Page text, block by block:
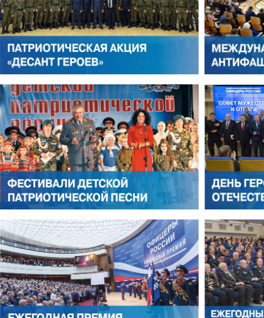
АНТОН ЦВЕТКОВ
АЛЕКСАНДР ЯНЕВСКИЙ
ЛЕОНИД ЯКУБОВИЧ
ВИКТОР ЛИТОВКИН
АЛЕКСЕЙ ФИЛАТОВ
АЛЕКСАНДР